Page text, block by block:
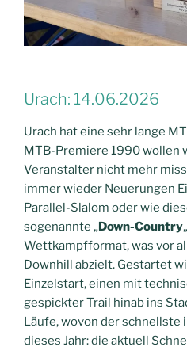
Urach: 14.06.2026
Urach hat eine sehr lange
MTB-Premiere 1990 wollen
Veranstalter nicht mehr
immer wieder Neuerungen
Parallel-Slalom oder wie
sogenannte „Down-Country
Wettkampfformat, was vor
Downhill abzielt. Gestartet
Einzelstart, einen mit
gespickter Trail hinab ins
Läufe, wovon der schnellste
dieses Jahr: die aktuell